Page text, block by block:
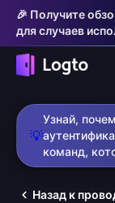
🎉 Получите
для случаев
💡
Узнай,
команд,
Назад к